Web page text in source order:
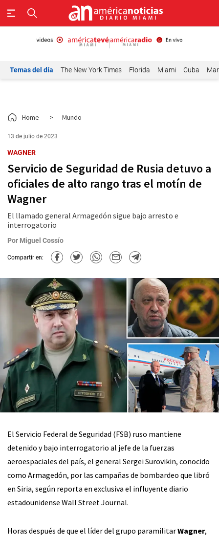
Temas del día The New York Times Florida Miami Cuba
Home > Mundo
13 de julio de 2023
WAGNER
Servicio de Seguridad de Rusia detuvo a
oficiales de alto rango tras el motín de
Wagner
El llamado general Armagedón sigue bajo arresto e
interrogatorio
Por Miguel Cossío
Compartir en:
El Servicio Federal de Seguridad (FSB) ruso mantiene
detenido y bajo interrogatorio al jefe de la fuerzas
aeroespaciales del país, el general Sergei Surovikin, conocido
como Armagedón, por las campañas de bombardeo que libró
en Siria, según reporta en exclusiva el influyente diario
estadounidense Wall Street Journal.
Horas después de que el líder del grupo paramilitarWagner,